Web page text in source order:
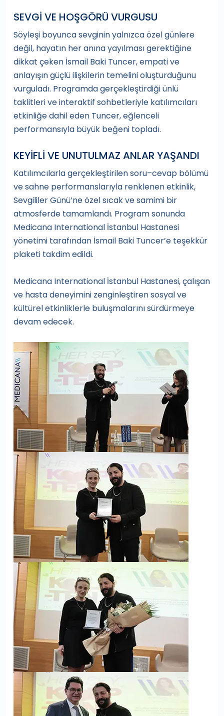
SEVGİ VE HOŞGÖRÜ VURGUSU
Söyleşi boyunca sevginin yalnızca özel günlere
değil, hayatın her anına yayılması gerektiğine
dikkat çeken İsmail Baki Tuncer, empati ve
anlayışın güçlü ilişkilerin temelini oluşturduğunu
vurguladı. Programda gerçekleştirdiği ünlü
taklitleri ve interaktif sohbetleriyle katılımcıları
etkinliğe dahil eden Tuncer, eğlenceli
performansıyla büyük beğeni topladı.
KEYİFLİ VE UNUTULMAZ ANLAR YAŞANDI
Katılımcılarla gerçekleştirilen soru–cevap bölümü
ve sahne performanslarıyla renklenen etkinlik,
Sevgililer Günü’ne özel sıcak ve samimi bir
atmosferde tamamlandı. Program sonunda
Medicana International İstanbul Hastanesi
yönetimi tarafından İsmail Baki Tuncer’e teşekkür
plaketi takdim edildi.
Medicana International İstanbul Hastanesi, çalışan
ve hasta deneyimini zenginleştiren sosyal ve
kültürel etkinliklerle buluşmalarını sürdürmeye
devam edecek.